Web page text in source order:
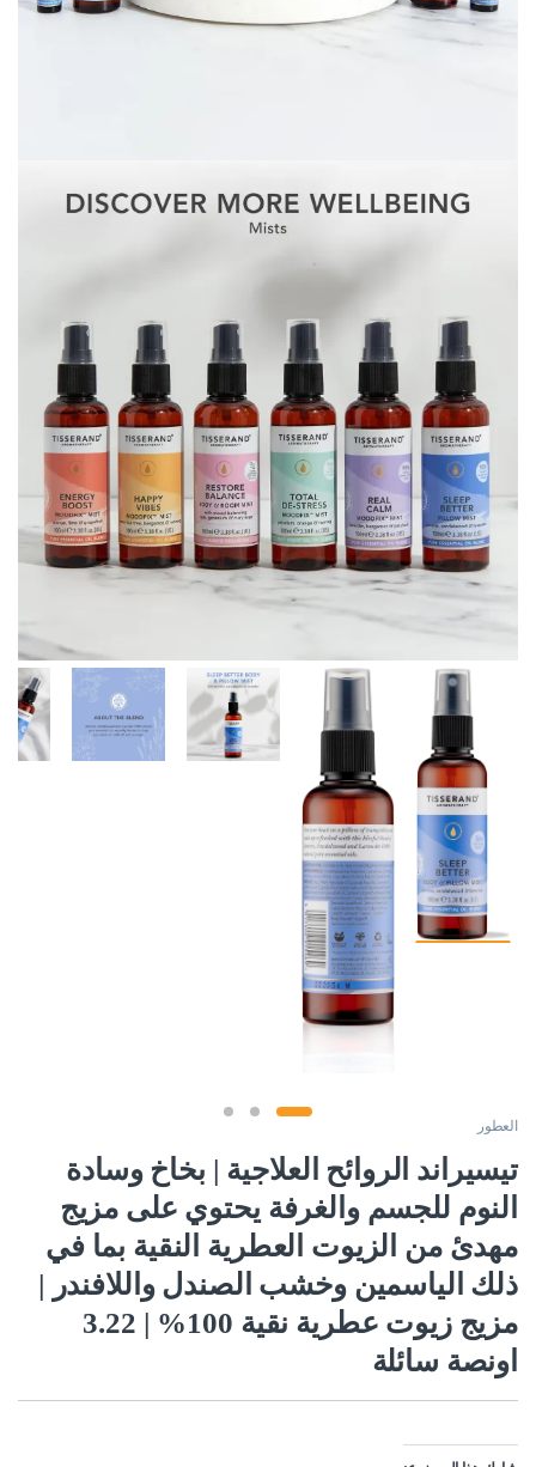
العطور
تيسيراند الروائح العلاجية | بخاخ وسادة
النوم للجسم والغرفة يحتوي على مزيج
مهدئ من الزيوت العطرية النقية بما في
ذلك الياسمين وخشب الصندل واللافندر |
مزيج زيوت عطرية نقية 100% | 3.22
اونصة سائلة